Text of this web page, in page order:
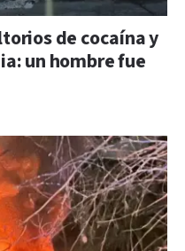
de cocaína y
un hombre fue